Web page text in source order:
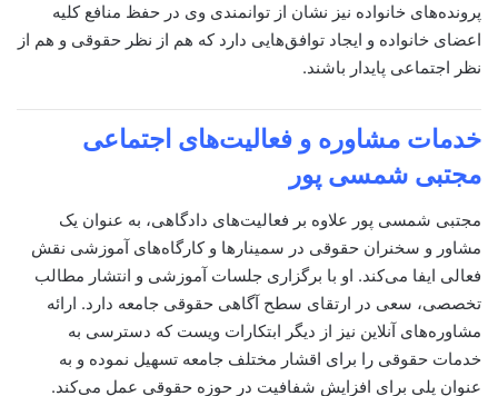
پرونده‌های خانواده نیز نشان از توانمندی وی در حفظ منافع کلیه
اعضای خانواده و ایجاد توافق‌هایی دارد که هم از نظر حقوقی و هم از
نظر اجتماعی پایدار باشند.
خدمات مشاوره و فعالیت‌های اجتماعی
مجتبی شمسی پور
مجتبی شمسی پور علاوه بر فعالیت‌های دادگاهی، به عنوان یک
مشاور و سخنران حقوقی در سمینارها و کارگاه‌های آموزشی نقش
فعالی ایفا می‌کند. او با برگزاری جلسات آموزشی و انتشار مطالب
تخصصی، سعی در ارتقای سطح آگاهی حقوقی جامعه دارد. ارائه
مشاوره‌های آنلاین نیز از دیگر ابتکارات ویست که دسترسی به
خدمات حقوقی را برای اقشار مختلف جامعه تسهیل نموده و به
عنوان پلی برای افزایش شفافیت در حوزه حقوقی عمل می‌کند.